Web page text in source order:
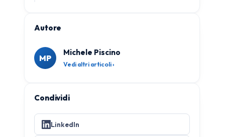
Autore
MP
Michele Piscino
Vedi altri articoli ›
Condividi
LinkedIn